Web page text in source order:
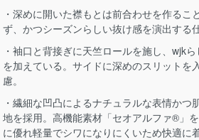
・深めに開いた襟もとは前合わせを作るこ
ず、かつシーズンらしい抜け感を演出する
・袖口と背接ぎに天竺ロールを施し、wjk
を加えている。サイドに深めのスリットを
慮。
・繊細な凹凸によるナチュラルな表情かつ
地を採用。高機能素材「セオアルファ®」
に優れ軽量でシワになりにくいため快適に